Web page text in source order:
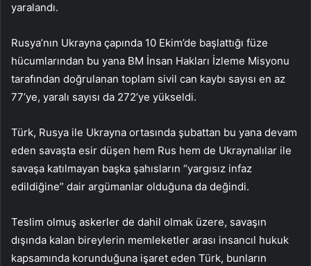
yaralandı.
Rusya’nın Ukrayna çapında 10 Ekim’de başlattığı füze
hücumlarından bu yana BM İnsan Hakları İzleme Misyonu
tarafından doğrulanan toplam sivil can kaybı sayısı en az
77’ye, yaralı sayısı da 272’ye yükseldi.
Türk, Rusya ile Ukrayna ortasında şubattan bu yana devam
eden savaşta esir düşen hem Rus hem de Ukraynalılar ile
savaşa katılmayan başka şahısların “yargısız infaz
edildiğine” dair argümanlar olduğuna da değindi.
Teslim olmuş askerler de dahil olmak üzere, savaşın
dışında kalan bireylerin memleketler arası insancıl hukuk
kapsamında korunduğuna işaret eden Türk, bunların